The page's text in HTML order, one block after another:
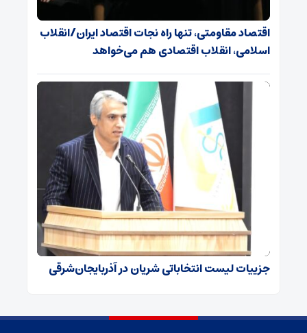
اقتصاد مقاومتی، تنها راه نجات اقتصاد ایران/انقلاب
اسلامی، انقلاب اقتصادی هم می‌خواهد
جزییات لیست انتخاباتی شریان در آذربایجان‌شرقی